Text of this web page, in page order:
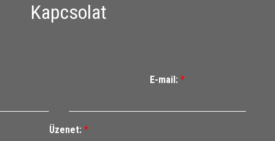
Kapcsolat
E-mail: *
Üzenet: *